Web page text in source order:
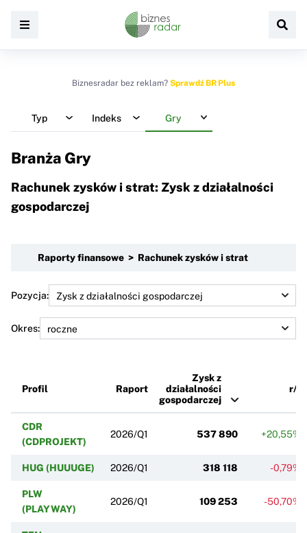
Biznesradar bez reklam? Sprawdź BR Plus
Typ Indeks Gry
Branża Gry
Rachunek zysków i strat: Zysk z działalności
gospodarczej
Raporty finansowe > Rachunek zysków i strat
Pozycja:
Okres:
Profil Raport
Zysk z
działalności
gospodarczej
r/r
CDR
(CDPROJEKT)
2026/Q1 537 890 +20,55%
HUG (HUUUGE) 2026/Q1 318 118 -0,79%
PLW
(PLAYWAY)
2026/Q1 109 253 -50,70%